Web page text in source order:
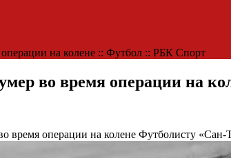
на колене :: Футбол :: РБК Спорт
во время операции на
время операции на колене Футболисту «Сан-